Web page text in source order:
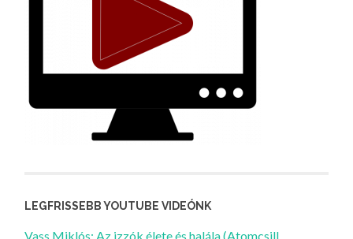
LEGFRISSEBB YOUTUBE VIDEÓNK
Vass Miklós: Az izzók élete és halála (Atomcsill